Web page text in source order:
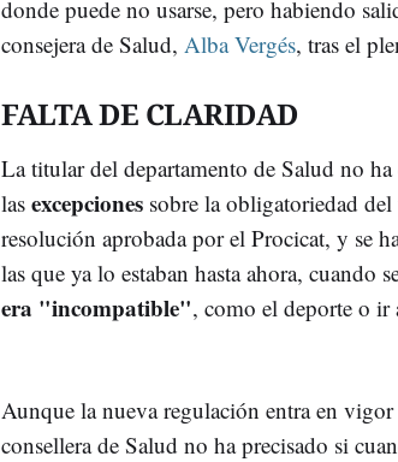
donde puede no usarse, pero habiendo
consejera de Salud, Alba Vergés, tras el
FALTA DE CLARIDAD
La titular del departamento de Salud no ha
las excepciones sobre la obligatoriedad
resolución aprobada por el Procicat, y se
las que ya lo estaban hasta ahora, cuando
era "incompatible", como el deporte o ir
Aunque la nueva regulación entra en
consellera de Salud no ha precisado si